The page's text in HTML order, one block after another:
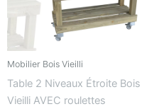
Mobilier Bois Vieilli
Table 2 Niveaux Étroite Bois
Vieilli AVEC roulettes